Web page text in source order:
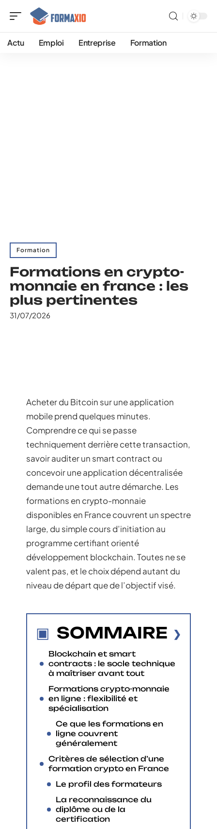
Actu Emploi Entreprise Formation
Formation
Formations en crypto-
monnaie en france : les
plus pertinentes
31/07/2026
Acheter du Bitcoin sur une application
mobile prend quelques minutes.
Comprendre ce qui se passe
techniquement derrière cette transaction,
savoir auditer un smart contract ou
concevoir une application décentralisée
demande une tout autre démarche. Les
formations en crypto-monnaie
disponibles en France couvrent un spectre
large, du simple cours d’initiation au
programme certifiant orienté
développement blockchain. Toutes ne se
valent pas, et le choix dépend autant du
niveau de départ que de l’objectif visé.
SOMMAIRE
Blockchain et smart
contracts : le socle technique
à maîtriser avant tout
Formations crypto-monnaie
en ligne : flexibilité et
spécialisation
Ce que les formations en
ligne couvrent
généralement
Critères de sélection d’une
formation crypto en France
Le profil des formateurs
La reconnaissance du
diplôme ou de la
certification